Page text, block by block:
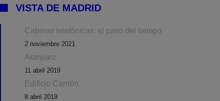
VISTA DE MADRID
Cabinas telefónicas: el paso del tiempo
2 noviembre 2021
Aranjuez
11 abril 2019
Edificio Carrión
8 abril 2019